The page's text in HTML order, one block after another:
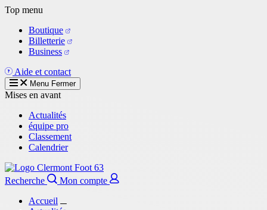
Aller
contenu
principal
Top menu
Boutique
Billetterie
Business
Aide et contact
Menu Fermer
Mises en avant
Actualités
équipe pro
Classement
Calendrier
Recherche
Mon compte
Accueil